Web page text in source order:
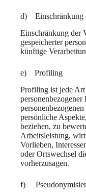
d) Einschränkung
Einschränkung der
gespeicherter
künftige
e) Profiling
Profiling ist jede Art
personenbezogener
persönliche
beziehen, zu
Arbeitsleistung,
Vorlieben,
oder Ortswechsel
vorherzusagen.
f)